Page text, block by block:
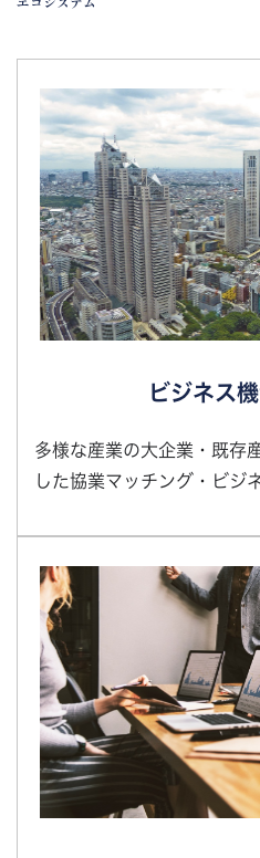
ビジネス
多様な産業の大企業・既存
した協業マッチング・ビジ